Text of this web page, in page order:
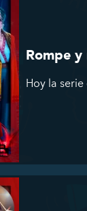
Rompe
Hoy la